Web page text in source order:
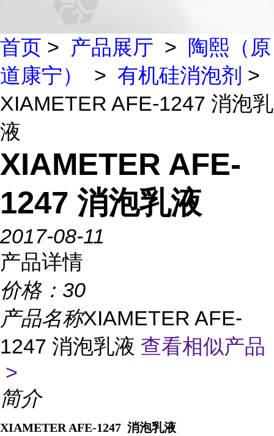
首页 > 产品展厅 >
陶熙（原
道康宁）
> 有机硅消泡剂 >
XIAMETER AFE-1247 消泡乳
液
XIAMETER AFE-
1247 消泡乳液
2017-08-11
产品详情
价格： 30
产品名称XIAMETER AFE-
1247 消泡乳液 查看相似产品
>
简介
XIAMETER AFE-1247 消泡乳液